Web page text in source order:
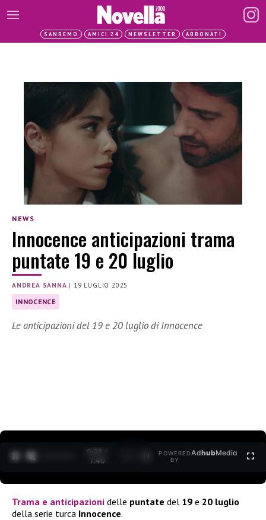
SANREMO AMICI 24 NEWSLETTER ABBONATI
NEWS
Innocence anticipazioni trama
puntate 19 e 20 luglio
ANDREA SANNA | 19 LUGLIO 2025
INNOCENCE
Le anticipazioni del 19 e 20 luglio di Innocence
0:30 /
1:40
POWERED
BY
AdhubMedia
Trama e anticipazioni delle puntate del 19 e 20 luglio
della serie turca Innocence.